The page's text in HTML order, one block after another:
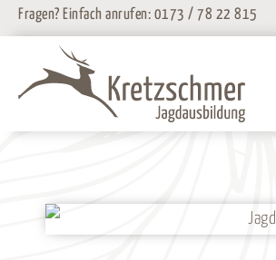
Zum
springen
Fragen? Einfach anrufen: 0173 / 78 22 815